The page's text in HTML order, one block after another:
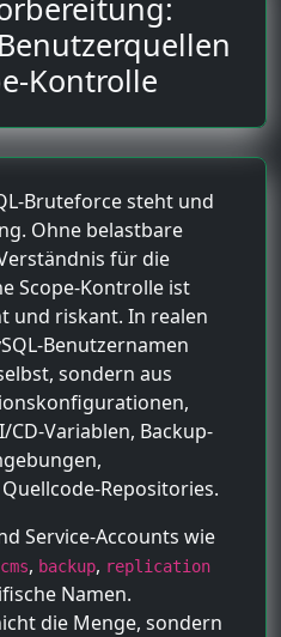
Kontrolle
Bruteforce steht und
Ohne belastbare
für die
Scope-Kontrolle ist
und riskant. In realen
Benutzernamen
sondern aus
Variablen, Backup-
Repositories.
Service-Accounts wie
cms, backup, replication
Namen.
die Menge, sondern